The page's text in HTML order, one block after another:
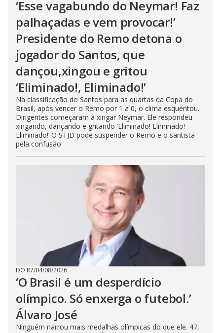
‘Esse vagabundo do Neymar! Faz
palhaçadas e vem provocar!’
Presidente do Remo detona o
jogador do Santos, que
dançou,xingou e gritou
‘Eliminado!, Eliminado!’
Na classificação do Santos para as quartas da Copa do
Brasil, após vencer o Remo por 1 a 0, o clima esquentou.
Dirigentes começaram a xingar Neymar. Ele respondeu
xingando, dançando e gritando ‘Eliminado! Eliminado!
Eliminado!’ O STJD pode suspender o Remo e o santista
pela confusão
DO R7/04/08/2026
‘O Brasil é um desperdício
olímpico. Só enxerga o futebol.’
Álvaro José
Ninguém narrou mais medalhas olímpicas do que ele. 47,